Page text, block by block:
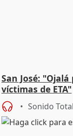
San José:
víctimas de ETA"
Sonido